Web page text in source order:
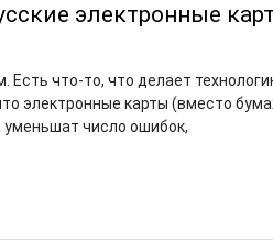
электронные
Есть что-то, что делает
электронные карты (вместо
уменьшат число ошибок,